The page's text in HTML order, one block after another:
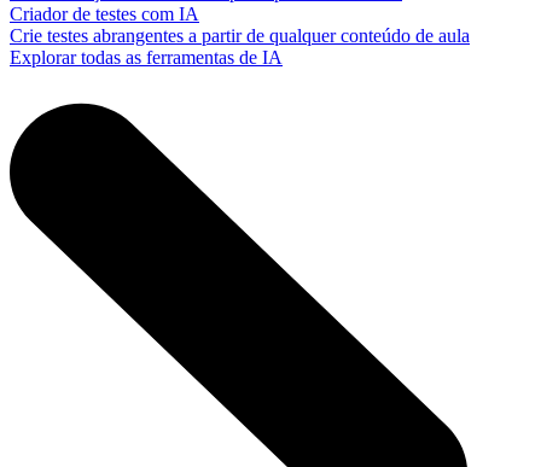
Criador de testes com IA
Crie testes abrangentes a partir de qualquer conteúdo de aula
Explorar todas as ferramentas de IA